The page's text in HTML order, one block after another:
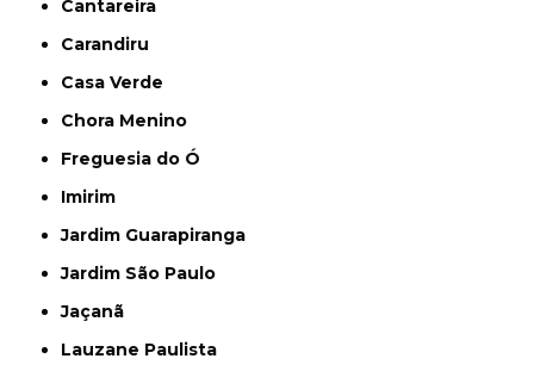
Cantareira
Carandiru
Casa Verde
Chora Menino
Freguesia do Ó
Imirim
Jardim Guarapiranga
Jardim São Paulo
Jaçanã
Lauzane Paulista